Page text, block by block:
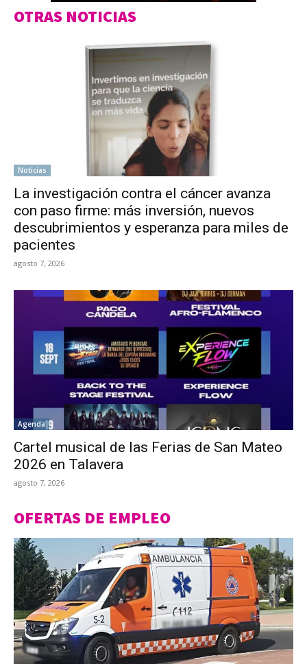
OTRAS NOTICIAS
Noticias
La investigación contra el cáncer avanza
con paso firme: más inversión, nuevos
descubrimientos y esperanza para miles de
pacientes
agosto 7, 2026
Agenda
Cartel musical de las Ferias de San Mateo
2026 en Talavera
agosto 7, 2026
OFERTAS DE EMPLEO